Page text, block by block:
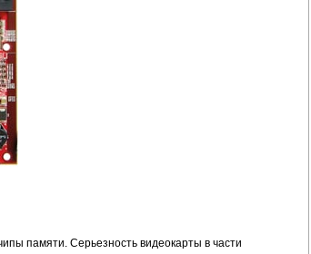
памяти. Серьезность видеокарты в части